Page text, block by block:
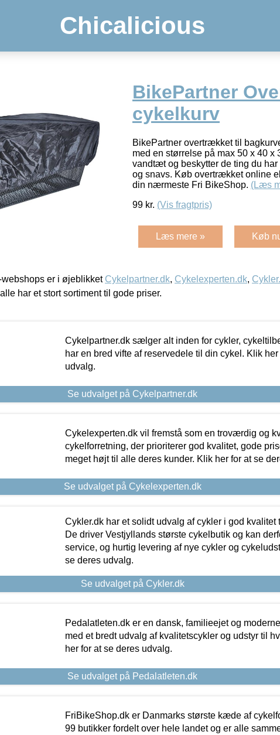
Chicalicious
BikePartner
cykelkurv
BikePartner overtrækket til
med en størrelse på max 50 x 40 x
vandtæt og beskytter de ting du har
og snavs. Køb overtrækket online
din nærmeste Fri BikeShop. (Læs
99 kr. (Vis fragtpris)
Læs mere » Køb
er i øjeblikket Cykelpartner.dk, Cykelexperten.dk,
har et stort sortiment til gode priser.
Cykelpartner.dk sælger alt inden for cykler,
har en bred vifte af reservedele til din cykel. Klik
udvalg.
Se udvalget på Cykelpartner.dk
Cykelexperten.dk vil fremstå som en troværdig og
cykelforretning, der prioriterer god kvalitet, gode
meget højt til alle deres kunder. Klik her for at se
Se udvalget på Cykelexperten.dk
Cykler.dk har et solidt udvalg af cykler i god kvalitet
De driver Vestjyllands største cykelbutik og kan
service, og hurtig levering af nye cykler og
se deres udvalg.
Se udvalget på Cykler.dk
Pedalatleten.dk er en dansk, familieejet og
med et bredt udvalg af kvalitetscykler og udstyr til
her for at se deres udvalg.
Se udvalget på Pedalatleten.dk
FriBikeShop.dk er Danmarks største kæde af
99 butikker fordelt over hele landet og er alle